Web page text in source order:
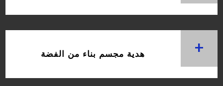
هدية مجسم بناء من الفضة +